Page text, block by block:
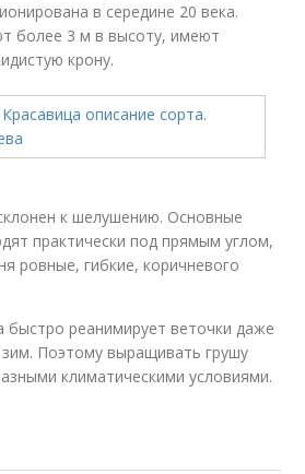
в середине 20 века.
более 3 м в высоту, имеют
крону.
к шелушению. Основные
практически под прямым углом,
ровные, гибкие, коричневого
быстро реанимирует веточки даже
Поэтому выращивать грушу
климатическими условиями.